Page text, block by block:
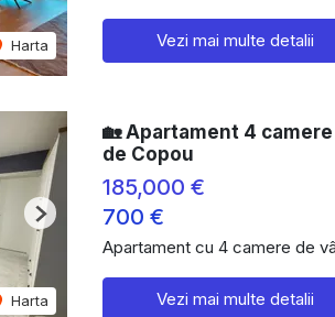
Harta Vezi mai multe detalii
Harta
Next
🏡 Apartament 4
de Copou
185,000 €
700 €
Apartament cu 4 camere de
Vezi mai multe detalii